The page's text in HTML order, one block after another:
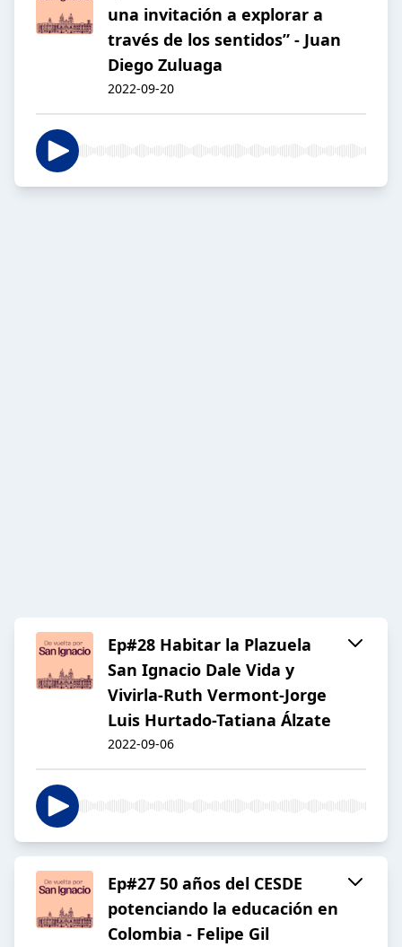
una invitación a explorar a
través de los sentidos” - Juan
Diego Zuluaga
2022-09-20
Ep#28 Habitar la Plazuela
San Ignacio Dale Vida y
Vivirla-Ruth Vermont-Jorge
Luis Hurtado-Tatiana Álzate
2022-09-06
Ep#27 50 años del CESDE
potenciando la educación en
Colombia - Felipe Gil